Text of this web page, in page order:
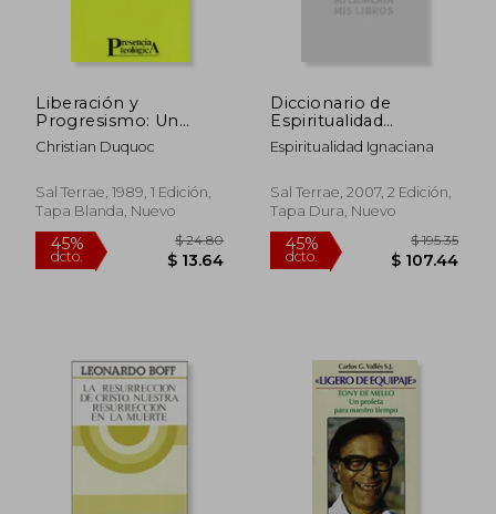
45%
dcto. $ 23.66
45%
dcto.
Liberación y
Progresismo: Un
Diálogo Teológico
Entre América Latina
Teológica)
Christian Duquoc
Sal Terrae, 1989, 1 Edición,
Tapa Blanda, Nuevo
Diccionario de
Espiritualidad
Ignaciana
Espiritualidad Ignaciana
Sal Terrae, 2007, 2 Edición,
Tapa Dura, Nuevo